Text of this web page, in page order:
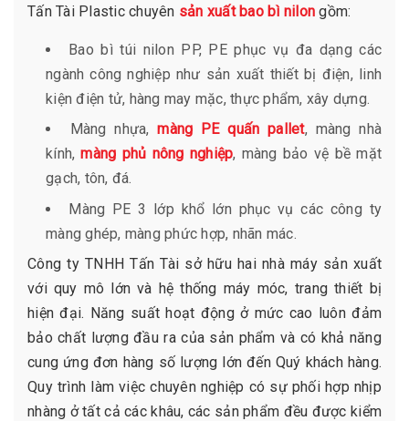
Tấn Tài Plastic chuyên sản xuất bao bì nilon gồm:
Bao bì túi nilon PP, PE phục vụ đa dạng các
ngành công nghiệp như sản xuất thiết bị điện, linh
kiện điện tử, hàng may mặc, thực phẩm, xây dựng.
Màng nhựa,màng PE quấn pallet, màng nhà
kính,màng phủ nông nghiệp, màng bảo vệ bề mặt
gạch, tôn, đá.
Màng PE 3 lớp khổ lớn phục vụ các công ty
màng ghép, màng phức hợp, nhãn mác.
Công ty TNHH Tấn Tài sở hữu hai nhà máy sản xuất
với quy mô lớn và hệ thống máy móc, trang thiết bị
hiện đại. Năng suất hoạt động ở mức cao luôn đảm
bảo chất lượng đầu ra của sản phẩm và có khả năng
cung ứng đơn hàng số lượng lớn đến Quý khách hàng.
Quy trình làm việc chuyên nghiệp có sự phối hợp nhịp
nhàng ở tất cả các khâu, các sản phẩm đều được kiểm